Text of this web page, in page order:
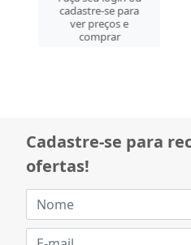
cadastre-se para
ver preços e
comprar
Cadastre-se para
ofertas!